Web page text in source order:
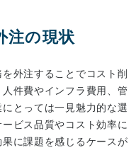
注の現状
外注することでコスト削
件費やインフラ費用、管
とっては一見魅力的な選
ビス品質やコスト効率に
に課題を感じるケースが